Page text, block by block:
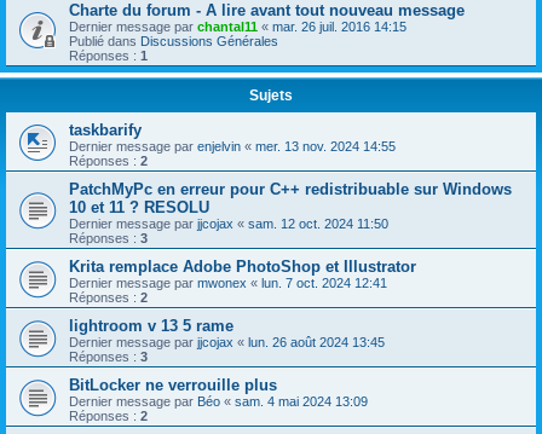
Charte du forum - A lire avant tout nouveau message
Dernier message par chantal11 « mar. 26 juil. 2016 14:15
Publié dans Discussions Générales
Réponses : 1
Sujets
taskbarify
Dernier message par enjelvin « mer. 13 nov. 2024 14:55
Réponses : 2
PatchMyPc en erreur pour C++ redistribuable sur Windows
10 et 11 ? RESOLU
Dernier message par jjcojax « sam. 12 oct. 2024 11:50
Réponses : 3
Krita remplace Adobe PhotoShop et Illustrator
Dernier message par mwonex « lun. 7 oct. 2024 12:41
Réponses : 2
lightroom v 13 5 rame
Dernier message par jjcojax « lun. 26 août 2024 13:45
Réponses : 3
BitLocker ne verrouille plus
Dernier message par Béo « sam. 4 mai 2024 13:09
Réponses : 2